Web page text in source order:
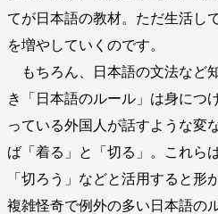
てが日本語の教材。ただ生活し
を増やしていくのです。
もちろん、日本語の文法など
き「日本語のルール」は身につ
っている外国人が話すような変
ば「着る」と「切る」。これら
「切ろう」などと活用すると形
複雑怪奇で例外の多い日本語の